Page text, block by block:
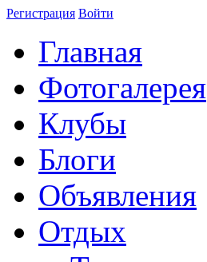
Регистрация Войти
Главная
Фотогалерея
Клубы
Блоги
Объявления
Отдых